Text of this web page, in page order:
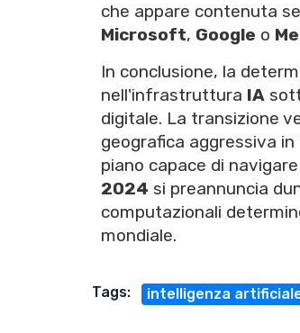
che appare contenuta
Microsoft, Google o
In conclusione, la
nell'infrastruttura IA
digitale. La transizione
geografica aggressiva in
piano capace di
2024 si preannuncia
computazionali
mondiale.
Tags: intelligenza